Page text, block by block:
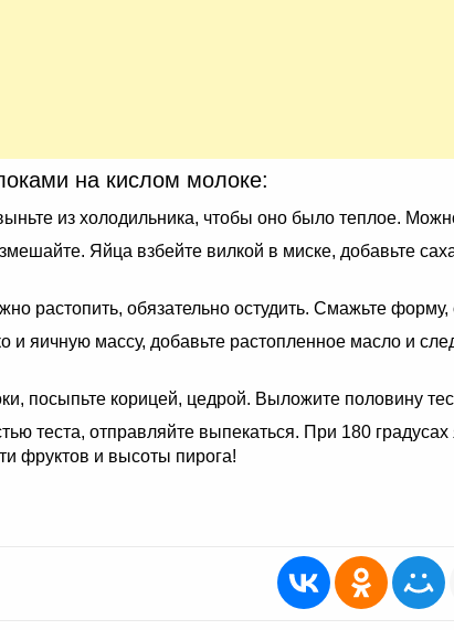
на кислом молоке:
из холодильника, чтобы оно было теплое.
Яйца взбейте вилкой в миске, добавьте
растопить, обязательно остудить. Смажьте форму,
и яичную массу, добавьте растопленное масло и
посыпьте корицей, цедрой. Выложите половину
теста, отправляйте выпекаться. При 180
фруктов и высоты пирога!